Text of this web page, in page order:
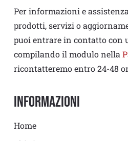
Per informazioni e
prodotti, servizi o
puoi entrare in contatto con
compilando il modulo nella
ricontatteremo entro 24-48
Informazioni
Home